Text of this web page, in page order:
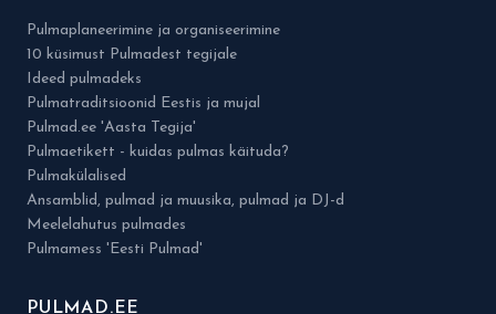
Pulmaplaneerimine ja organiseerimine
10 küsimust Pulmadest tegijale
Ideed pulmadeks
Pulmatraditsioonid Eestis ja mujal
Pulmad.ee 'Aasta Tegija'
Pulmaetikett - kuidas pulmas käituda?
Pulmakülalised
Ansamblid, pulmad ja muusika, pulmad ja DJ-d
Meelelahutus pulmades
Pulmamess 'Eesti Pulmad'
PULMAD.EE